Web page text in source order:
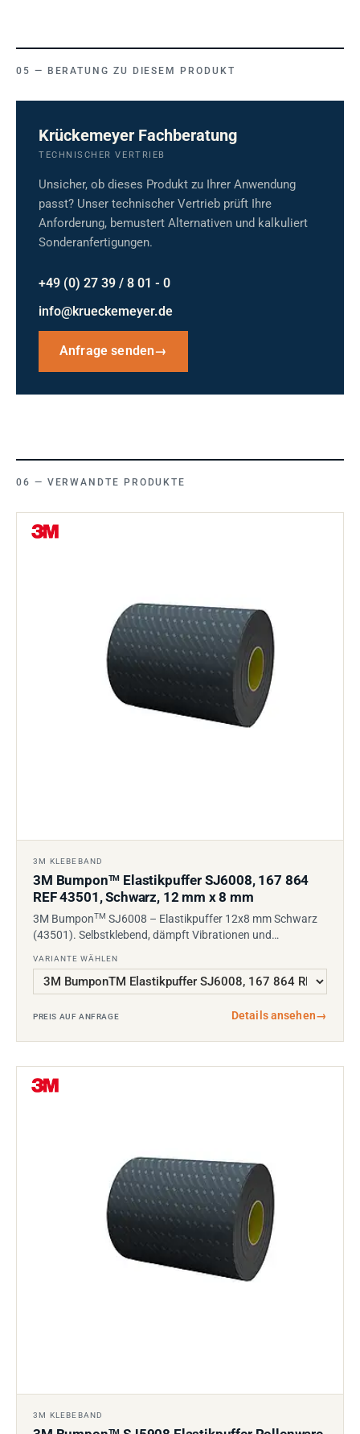
BERATUNG ZU DIESEM PRODUKT
Krückemeyer Fachberatung
TECHNISCHER VERTRIEB
Unsicher, ob dieses Produkt zu Ihrer Anwendung
passt? Unser technischer Vertrieb prüft Ihre
Anforderung, bemustert Alternativen und kalkuliert
Sonderanfertigungen.
+49 (0) 27 39 / 8 01 - 0
info@krueckemeyer.de
Anfrage senden→
VERWANDTE PRODUKTE
3M KLEBEBAND
3M BumponTM Elastikpuffer SJ6008, 167 864
REF 43501, Schwarz, 12 mm x 8 mm
3M BumponTM SJ6008 – Elastikpuffer 12x8 mm Schwarz
(43501). Selbstklebend, dämpft Vibrationen und…
VARIANTE WÄHLEN
PREIS AUF ANFRAGE Details ansehen→
3M KLEBEBAND
TM